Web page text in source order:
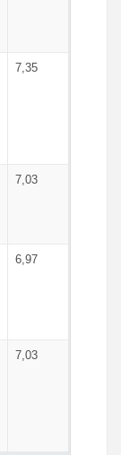
7,35
7,03
6,97
7,03